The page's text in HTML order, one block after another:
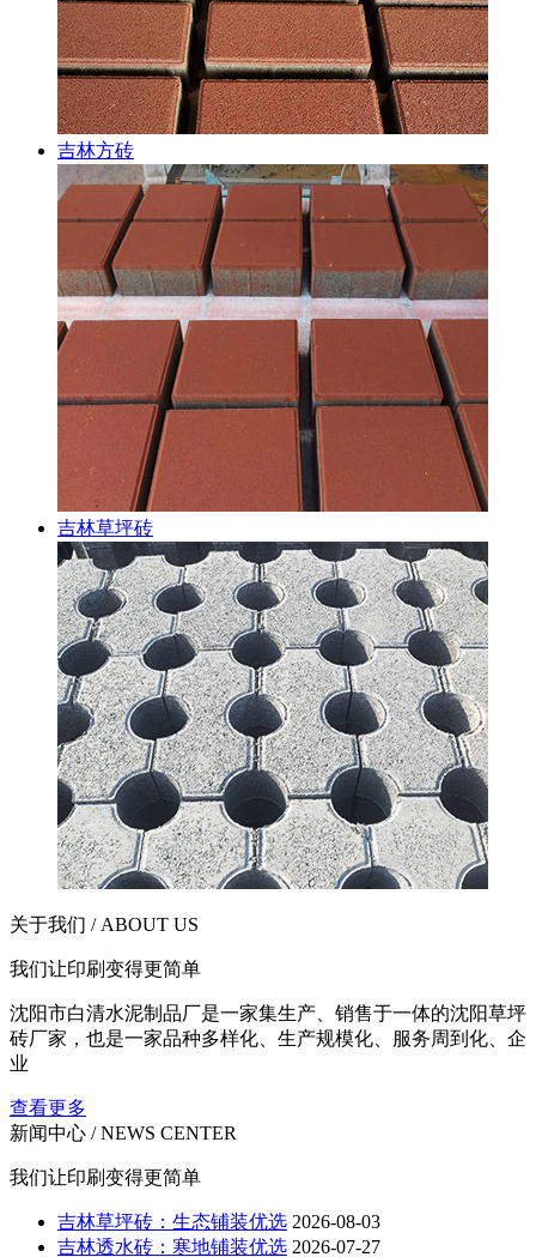
吉林方砖
吉林草坪砖
关于我们 / ABOUT US
我们让印刷变得更简单
沈阳市白清水泥制品厂是一家集生产、销售于一体的沈阳草坪
砖厂家，也是一家品种多样化、生产规模化、服务周到化、企
业
查看更多
新闻中心 / NEWS CENTER
我们让印刷变得更简单
吉林草坪砖：生态铺装优选 2026-08-03
吉林透水砖：寒地铺装优选 2026-07-27